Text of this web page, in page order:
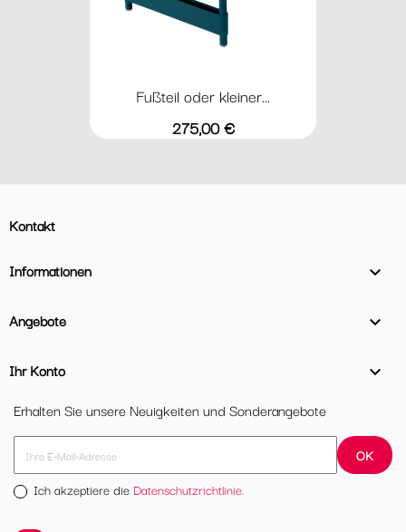
Fußteil oder kleiner...
Preis
275,00 €
Kontakt
Informationen 
Angebote 
Ihr Konto

Erhalten Sie unsere Neuigkeiten und Sonderangebote
Ich akzeptiere die Datenschutzrichtlinie.